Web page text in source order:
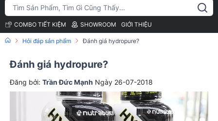
COMBO TIẾT KIỆM SHOWROOM GIỚI THIỆU
Hỏi đáp sản phẩm Đánh giá hydropure?
Đánh giá hydropure?
Đăng bởi: Trần Đức Mạnh Ngày 26-07-2018